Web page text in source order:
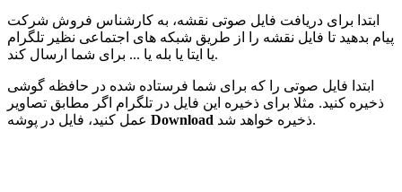
ابتدا برای دریافت فایل صوتی نقشه، به کارشناس فروش شرکت
پیام بدهید تا فایل نقشه را از طریق شبکه های اجتماعی نظیر تلگرام
یا ایتا یا بله یا ... برای شما ارسال کند.
ابتدا فایل صوتی را که برای شما فرستاده شده در حافظه گوشی
ذخیره کنید. مثلا برای ذخیره این فایل در تلگرام اگر مطابق تصاویر
Download ذخیره خواهد شد.